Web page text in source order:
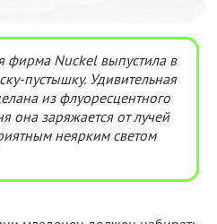
фирма Nuckel выпустила в
пустышку. Удивительная
из флуоресцентного
она заряжается от лучей
неярким светом